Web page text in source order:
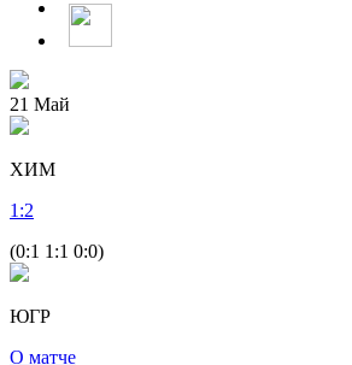
21 Май
ХИМ
1 :2
(0:1 1:1 0:0)
ЮГР
О матче